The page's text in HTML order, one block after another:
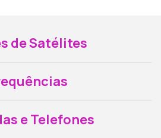
de Satélites
e Telefones